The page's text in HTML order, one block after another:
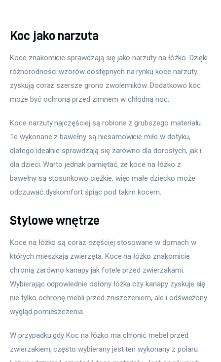
Koc jako narzuta
Koce znakomicie sprawdzają się jako narzuty na łóżko. Dzięki
różnorodności wzorów dostępnych na rynku koce narzuty
zyskują coraz szersze grono zwolenników. Dodatkowo koc
może być ochroną przed zimnem w chłodną noc.
Koce narzuty najczęściej są robione z grubszego materiału.
Te wykonane z bawełny są niesamowicie miłe w dotyku,
dlatego idealnie sprawdzają się zarówno dla dorosłych, jak i
dla dzieci. Warto jednak pamiętać, że koce na łóżko z
bawełny są stosunkowo ciężkie, więc małe dziecko może
odczuwać dyskomfort śpiąc pod takim kocem.
Stylowe wnętrze
Koce na łóżko są coraz częściej stosowane w domach w
których mieszkają zwierzęta. Koce na łóżko znakomicie
chronią zarówno kanapy jak fotele przed zwierzakami.
Wybierając odpowiednie osłony łóżka czy kanapy zyskuje się
nie tylko ochronę mebli przed zniszczeniem, ale i odświeżony
wygląd pomieszczenia.
W przypadku gdy Koc na łóżko ma chronić mebel przed
zwierzakiem, często wybierany jest ten wykonany z polaru.